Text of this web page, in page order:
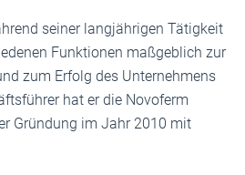
seiner langjährigen Tätigkeit
Funktionen maßgeblich zur
zum Erfolg des Unternehmens
hat er die Novoferm
Gründung im Jahr 2010 mit